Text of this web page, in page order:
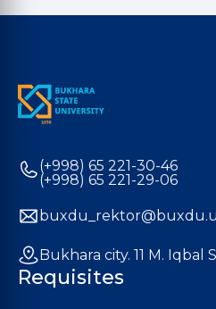
(+998) 65 221-30-46
(+998) 65 221-29-06
Bukhara city. 11 M. Iqbal
Requisites